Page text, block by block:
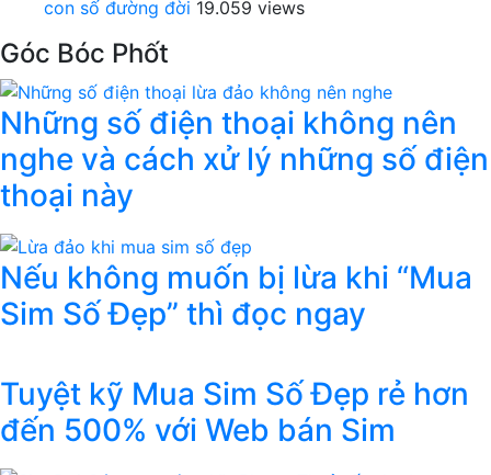
con số đường đời 19.059 views
Góc Bóc Phốt
Những số điện thoại không nên
nghe và cách xử lý những số điện
thoại này
Nếu không muốn bị lừa khi “Mua
Sim Số Đẹp” thì đọc ngay
Tuyệt kỹ Mua Sim Số Đẹp rẻ hơn
đến 500% với Web bán Sim